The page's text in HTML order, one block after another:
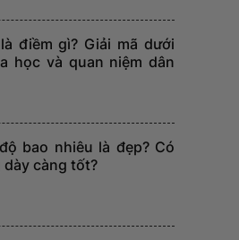
điềm gì? Giải mã dưới
học và quan niệm dân
bao nhiêu là đẹp? Có
dày càng tốt?